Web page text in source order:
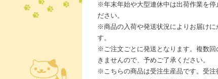
※年末年始や大型連休中は出荷作業を停
ださい。
※商品の入荷や発送状況によりお届け
す。
※ご注文ごとに発送となります。複数
きませんので、予めご了承ください。
※こちらの商品は受注生産品です。受